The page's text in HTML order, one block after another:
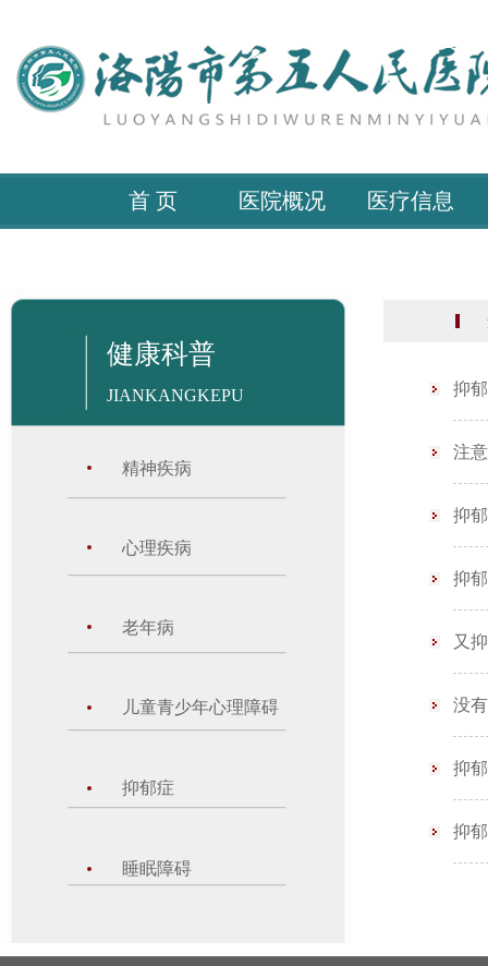
首 页 医院概况 医疗信息
健康科普
JIANKANGKEPU
精神疾病
心理疾病
老年病
儿童青少年心理障碍
抑郁症
睡眠障碍
抑
注
抑
抑
又
没
抑
抑